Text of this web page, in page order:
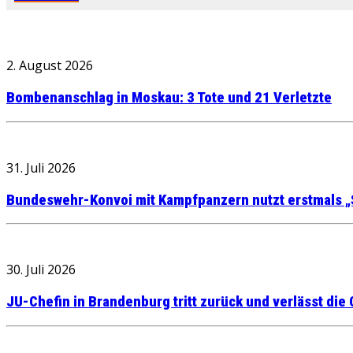
2. August 2026
Bombenanschlag in Moskau: 3 Tote und 21 Verletzte
31. Juli 2026
Bundeswehr-Konvoi mit Kampfpanzern nutzt erstmals
30. Juli 2026
JU-Chefin in Brandenburg tritt zurück und verlässt die